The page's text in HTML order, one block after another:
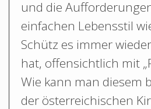
und die
einfachen Lebensstil
Schütz es immer
hat, offensichtlich mit
Wie kann man diesem
der österreichischen